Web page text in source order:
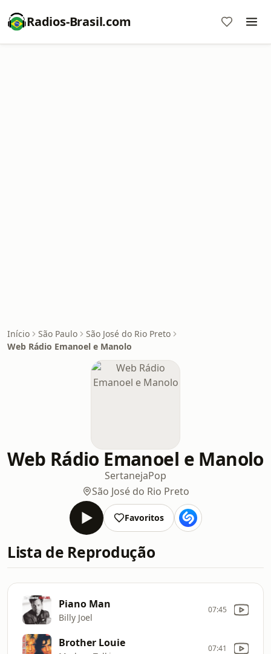
Radios-Brasil.com
Início São Paulo
São José do Rio Preto
Web Rádio Emanoel e Manolo
Web Rádio Emanoel e Manolo
SertanejaPop
São José do Rio Preto
Favoritos
Lista de Reprodução
Piano Man
Billy Joel
07:45
Brother Louie 07:41